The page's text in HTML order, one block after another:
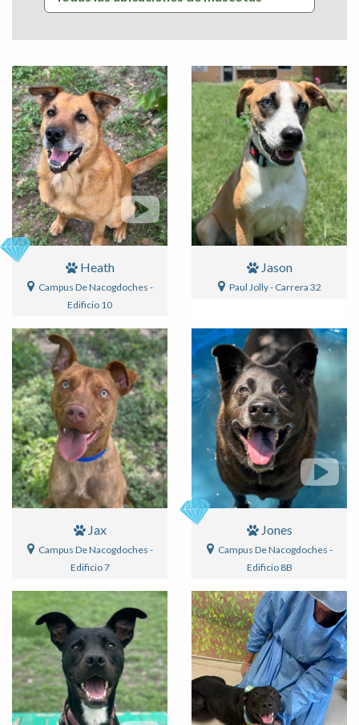
Heath
Campus De Nacogdoches -
Edificio 10
Jason
Paul Jolly - Carrera 32
Jax
Campus De Nacogdoches -
Edificio 7
Jones
Campus De Nacogdoches -
Edificio 8B